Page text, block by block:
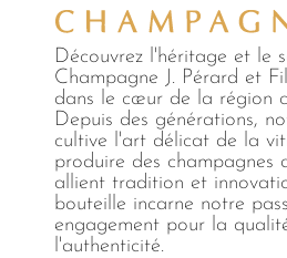
Découvrez l'héritage et le
Champagne J. Pérard et
dans le cœur de la région
Depuis des générations,
cultive l'art délicat de la
produire des champagnes
allient tradition et
bouteille incarne notre
engagement pour la
l'authenticité.